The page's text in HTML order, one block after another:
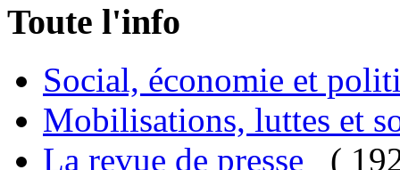
Toute l'info
Social, économie et
Mobilisations, luttes et
La revue de presse
(